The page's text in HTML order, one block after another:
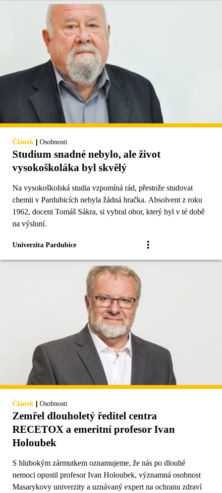
Článek | Osobnosti
Studium snadné nebylo, ale život
vysokoškoláka byl skvělý
Na vysokoškolská studia vzpomíná rád, přestože studovat
chemii v Pardubicích nebyla žádná hračka. Absolvent z roku
1962, docent Tomáš Sákra, si vybral obor, který byl v té době
na výsluní.
Univerzita Pardubice
Článek | Osobnosti
Zemřel dlouholetý ředitel centra
RECETOX a emeritní profesor Ivan
Holoubek
S hlubokým zármutkem oznamujeme, že nás po dlouhé
nemoci opustil profesor Ivan Holoubek, významná osobnost
Masarykovy univerzity a uznávaný expert na ochranu zdraví